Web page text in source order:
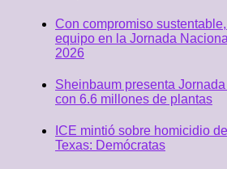
Con compromiso
equipo en la Jornada
2026
Sheinbaum presenta
con 6.6 millones de plantas
ICE mintió sobre homicidio
Texas: Demócratas